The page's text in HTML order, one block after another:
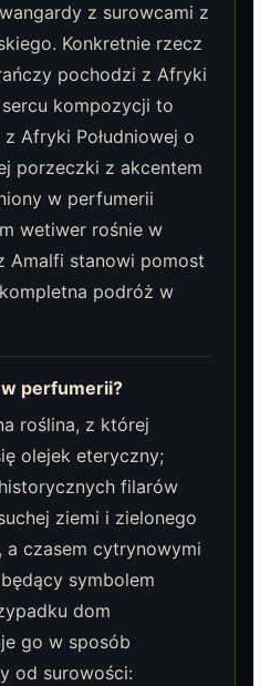
z surowcami z
Konkretnie rzecz
pochodzi z Afryki
sercu kompozycji to
Afryki Południowej o
porzeczki z akcentem
w perfumerii
wetiwer rośnie w
Amalfi stanowi pomost
podróż w
perfumerii?
roślina, z której
olejek eteryczny;
filarów
ziemi i zielonego
a czasem cytrynowymi
symbolem
dom
go w sposób
od surowości: